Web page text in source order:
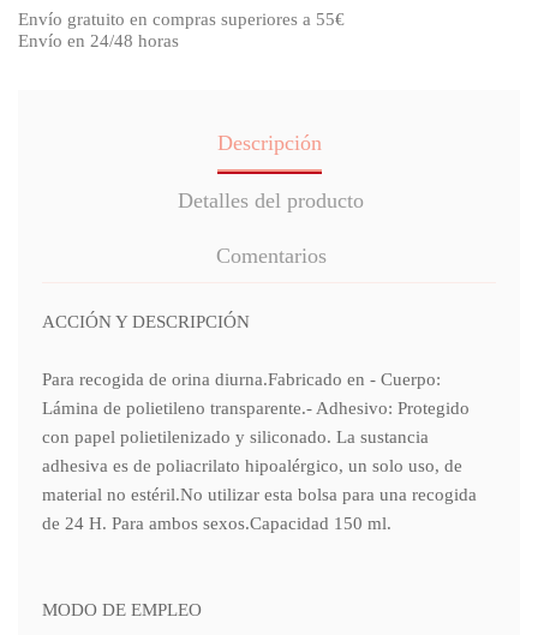
Envío gratuito en compras superiores a 55€
Envío en 24/48 horas
Descripción
Detalles del producto
Comentarios
ACCIÓN Y DESCRIPCIÓN
Para recogida de orina diurna.Fabricado en - Cuerpo:
Lámina de polietileno transparente.- Adhesivo: Protegido
con papel polietilenizado y siliconado. La sustancia
adhesiva es de poliacrilato hipoalérgico, un solo uso, de
material no estéril.No utilizar esta bolsa para una recogida
de 24 H. Para ambos sexos.Capacidad 150 ml.
MODO DE EMPLEO